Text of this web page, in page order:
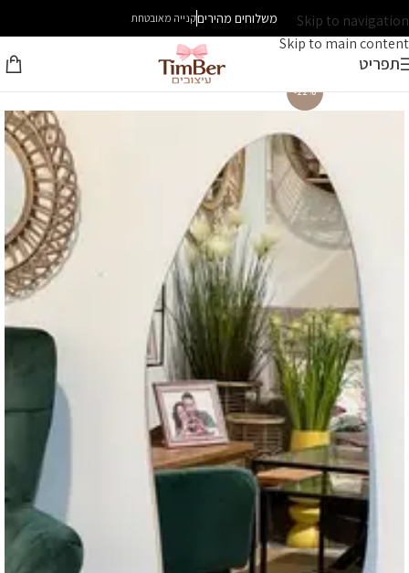
Skip to navigation
Skip to main content
משלוחים מהיריםקנייה מאובטחת
תפריט
-22%